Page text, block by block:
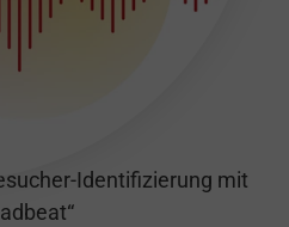
Identifizierung mit